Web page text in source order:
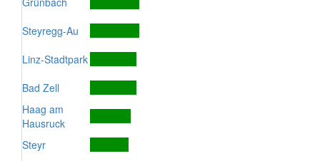
Steyregg-Au
Linz-Stadtpark
Bad Zell
Haag am
Hausruck
Steyr